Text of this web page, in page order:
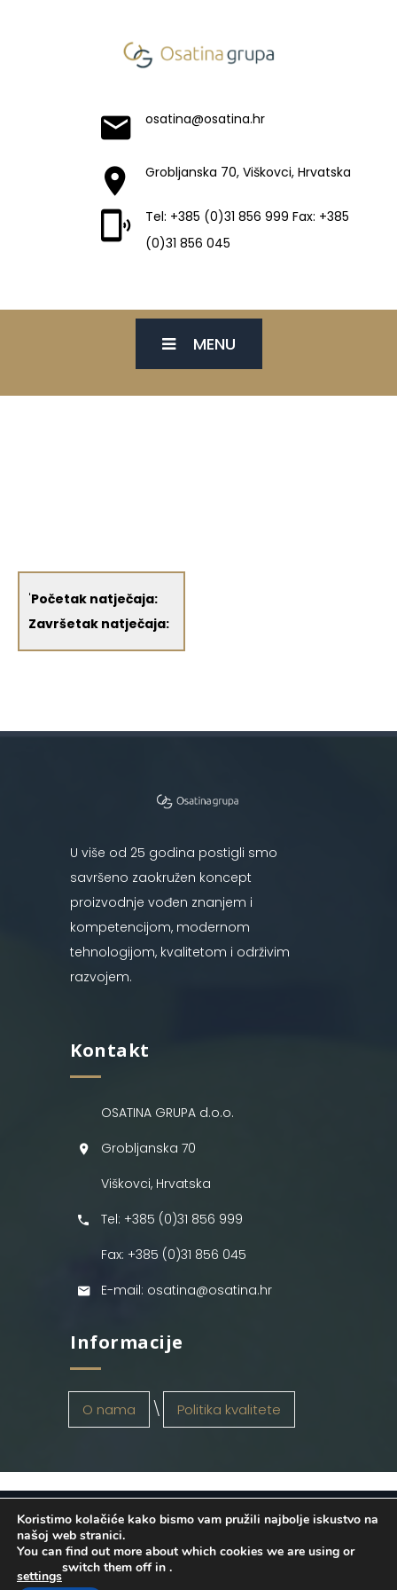
osatina@osatina.hr
Grobljanska 70, Viškovci, Hrvatska
Tel: +385 (0)31 856 999 Fax: +385
(0)31 856 045
MENU
'Početak natječaja:
Završetak natječaja:
U više od 25 godina postigli smo
savršeno zaokružen koncept
proizvodnje vođen znanjem i
kompetencijom, modernom
tehnologijom, kvalitetom i održivim
razvojem.
Kontakt
OSATINA GRUPA d.o.o.
Grobljanska 70
Viškovci, Hrvatska
Tel: +385 (0)31 856 999
Fax: +385 (0)31 856 045
E-mail: osatina@osatina.hr
Informacije
O nama Politika kvalitete
OSATINA GRUPA d.o.o. 2026
. Configured
byINFOS Osijek. Sva prava pridržana.
Koristimo kolačiće kako bismo vam pružili najbolje iskustvo na
našoj web stranici.
You can find out more about which cookies we are using or
switch them off in
settings
.